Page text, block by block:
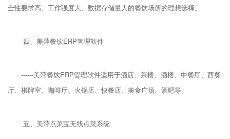
全性要求高、工作强度大、数据存储量大的餐饮场所的理想选择。
四、美萍餐饮ERP管理软件
------美萍餐饮ERP管理软件适用于酒店、茶楼、酒楼、中餐厅、西餐
厅、棋牌室、咖啡厅、火锅店、快餐店、美食广场、酒吧等。
五、美萍点菜宝无线点菜系统